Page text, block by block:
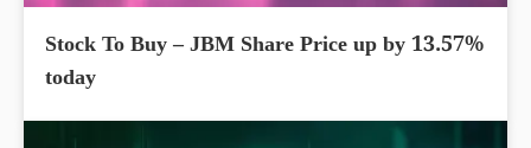
Stock To Buy – JBM Share Price up by 13.57%
today